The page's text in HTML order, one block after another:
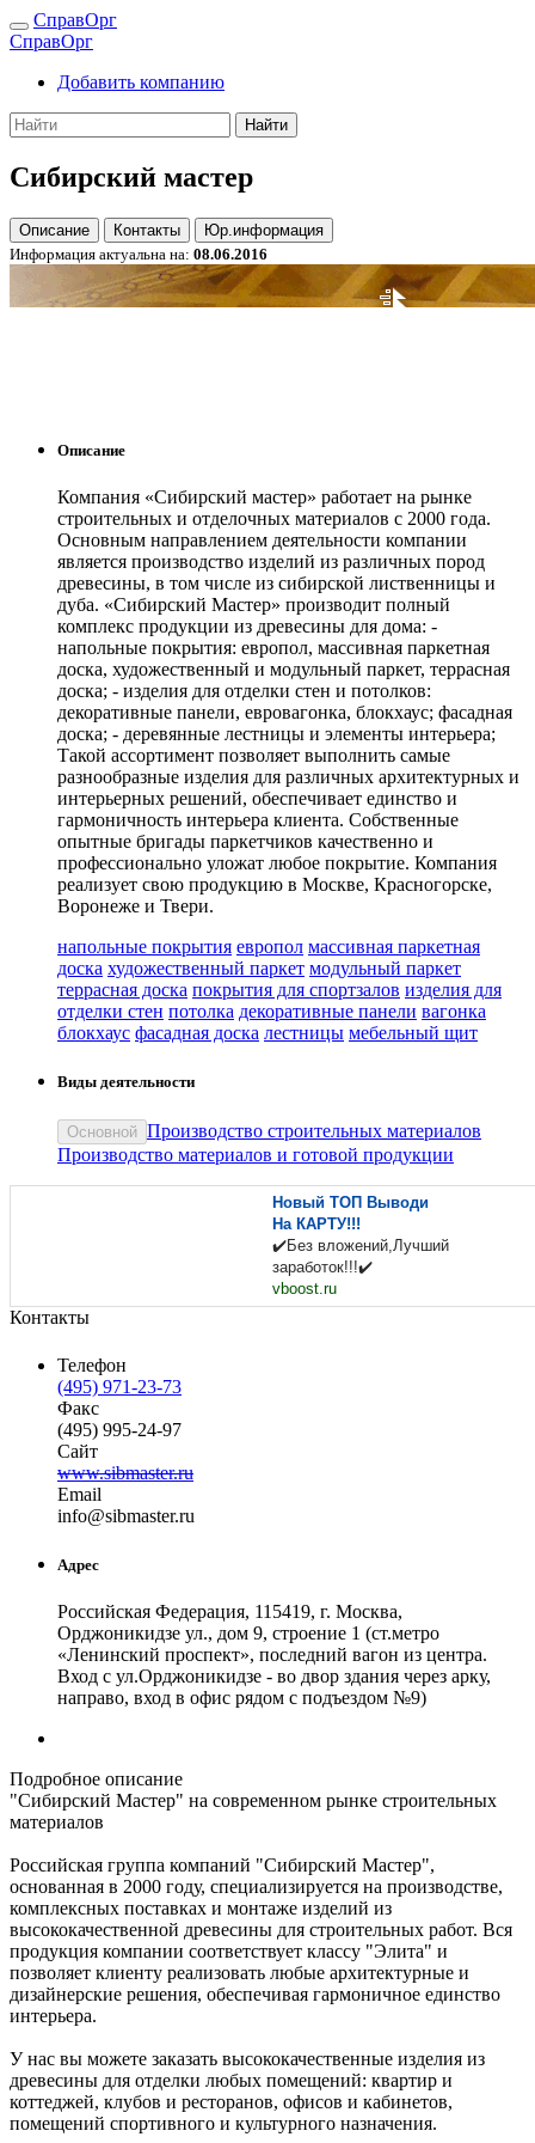
СправОрг
СправОрг
Добавить компанию
Найти
Сибирский мастер
Описание Контакты
Юр.информация
Информация актуальна на: 08.06.2016
Описание
Компания «Сибирский мастер» работает на рынке
строительных и отделочных материалов с 2000 года.
Основным направлением деятельности компании
является производство изделий из различных пород
древесины, в том числе из сибирской лиственницы и
дуба. «Сибирский Мастер» производит полный
комплекс продукции из древесины для дома: -
напольные покрытия: европол, массивная паркетная
доска, художественный и модульный паркет, террасная
доска; - изделия для отделки стен и потолков:
декоративные панели, евровагонка, блокхаус; фасадная
доска; - деревянные лестницы и элементы интерьера;
Такой ассортимент позволяет выполнить самые
разнообразные изделия для различных архитектурных и
интерьерных решений, обеспечивает единство и
гармоничность интерьера клиента. Собственные
опытные бригады паркетчиков качественно и
профессионально уложат любое покрытие. Компания
реализует свою продукцию в Москве, Красногорске,
Воронеже и Твери.
напольные покрытия европол массивная паркетная
доска художественный паркет модульный паркет
террасная доска покрытия для спортзалов изделия для
отделки стен потолка декоративные панели вагонка
блокхаус фасадная доска лестницы мебельный щит
Виды деятельности
Основной Производство строительных материалов
Производство материалов и готовой продукции
Новый ТОП Выводи
На КАРТУ!!!
✔️Без вложений,Лучший
заработок!!!✔️
vboost.ru
Контакты
Телефон
(495) 971-23-73
Факс
(495) 995-24-97
Сайт
www.sibmaster.ru
Email
info@sibmaster.ru
Адрес
Российская Федерация, 115419, г. Москва,
Орджоникидзе ул., дом 9, строение 1 (ст.метро
«Ленинский проспект», последний вагон из центра.
Вход с ул.Орджоникидзе - во двор здания через арку,
направо, вход в офис рядом с подъездом №9)
Подробное описание
"Сибирский Мастер" на современном рынке строительных
материалов
Российская группа компаний "Сибирский Мастер",
основанная в 2000 году, специализируется на производстве,
комплексных поставках и монтаже изделий из
высококачественной древесины для строительных работ. Вся
продукция компании соответствует классу "Элита" и
позволяет клиенту реализовать любые архитектурные и
дизайнерские решения, обеспечивая гармоничное единство
интерьера.
У нас вы можете заказать высококачественные изделия из
древесины для отделки любых помещений: квартир и
коттеджей, клубов и ресторанов, офисов и кабинетов,
помещений спортивного и культурного назначения.